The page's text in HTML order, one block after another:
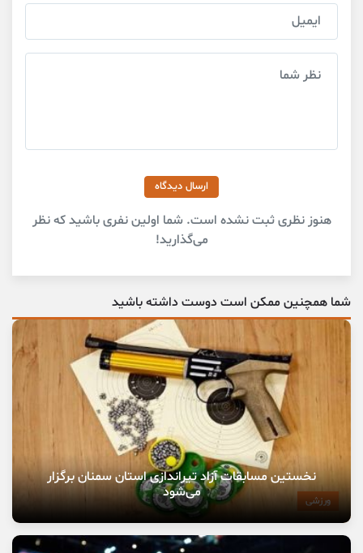
ارسال دیدگاه
هنوز نظری ثبت نشده است. شما اولین نفری باشید که نظر
می‌گذارید!
شما همچنین ممکن است دوست داشته باشید
ورزشی
نخستین مسابقات آزاد تیراندازی استان سمنان برگزار
می‌شود